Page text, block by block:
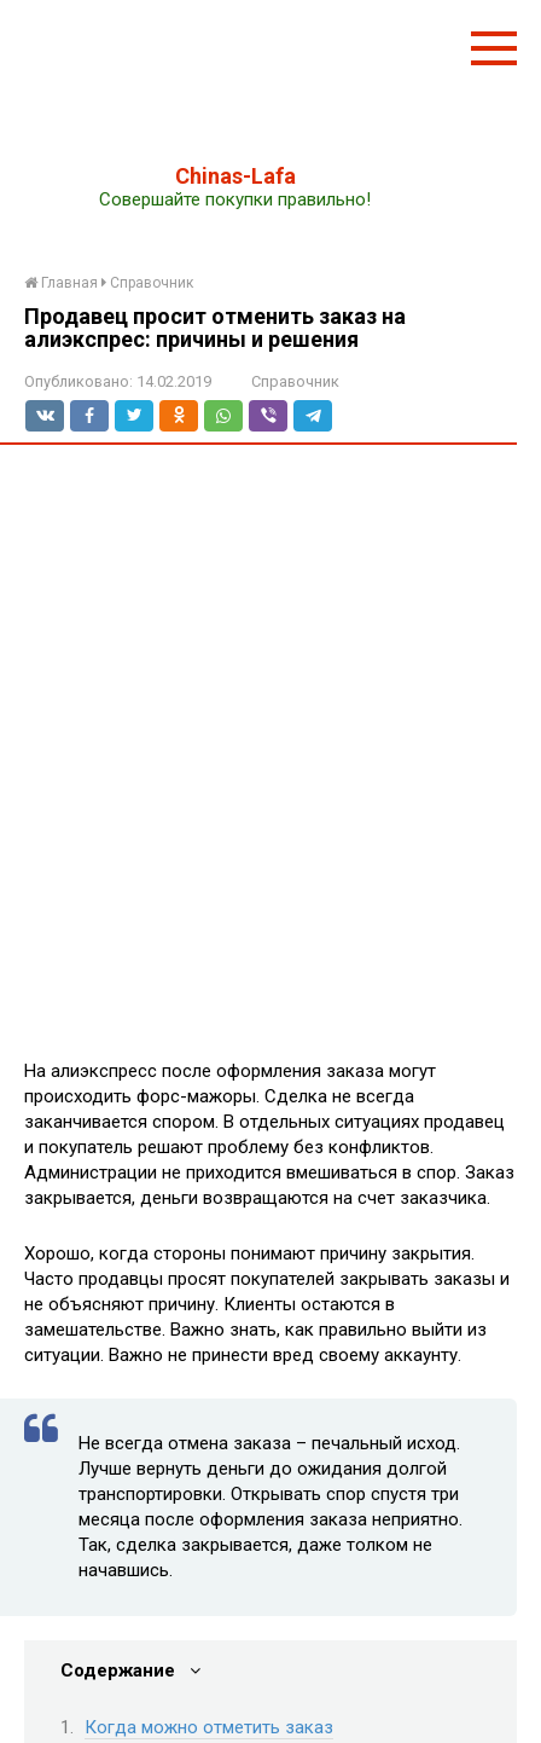
Chinas-Lafa
Совершайте покупки правильно!
Главная Справочник
Продавец просит отменить заказ на
алиэкспрес: причины и решения
Опубликовано: 14.02.2019 Справочник
На алиэкспресс после оформления заказа могут
происходить форс-мажоры. Сделка не всегда
заканчивается спором. В отдельных ситуациях продавец
и покупатель решают проблему без конфликтов.
Администрации не приходится вмешиваться в спор. Заказ
закрывается, деньги возвращаются на счет заказчика.
Хорошо, когда стороны понимают причину закрытия.
Часто продавцы просят покупателей закрывать заказы и
не объясняют причину. Клиенты остаются в
замешательстве. Важно знать, как правильно выйти из
ситуации. Важно не принести вред своему аккаунту.
Не всегда отмена заказа – печальный исход.
Лучше вернуть деньги до ожидания долгой
транспортировки. Открывать спор спустя три
месяца после оформления заказа неприятно.
Так, сделка закрывается, даже толком не
начавшись.
Содержание
Когда можно отметить заказ